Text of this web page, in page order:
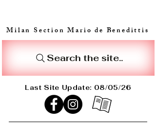
Milan Section Mario de Benedittis
Search the site..
Last Site Update: 08/05/26